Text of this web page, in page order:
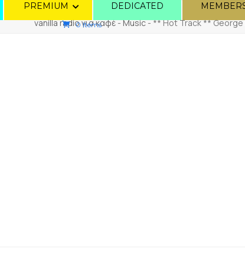
PREMIUM DEDICATED
0 Items
vanilla radio για καφέ-Music-** Hot Track ** George